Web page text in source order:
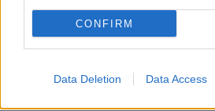
CONFIRM
Data Deletion Data Access